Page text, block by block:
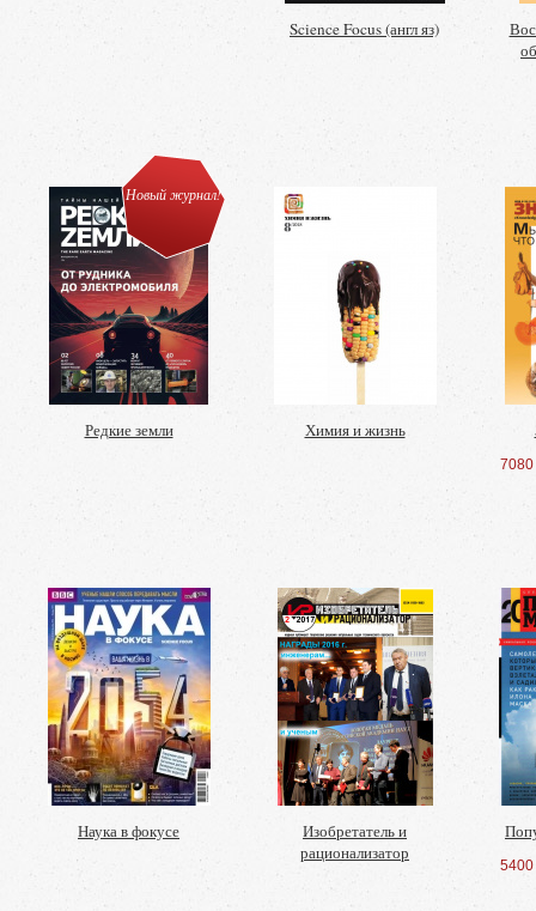
Science Focus (англ яз)
Новый журнал!
Редкие земли Химия и жизнь
7080
Наука в фокусе
Изобретатель и
рационализатор
5400